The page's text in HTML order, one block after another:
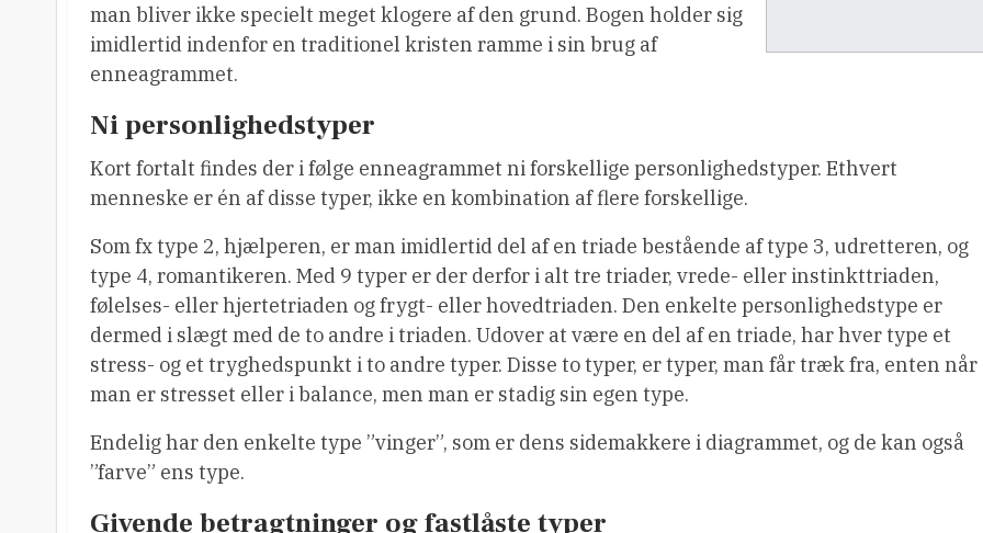
man bliver ikke specielt meget klogere af den grund. Bogen holder sig
imidlertid indenfor en traditionel kristen ramme i sin brug af
enneagrammet.
Ni personlighedstyper
Kort fortalt findes der i følge enneagrammet ni forskellige personlighedstyper. Ethvert
menneske er én af disse typer, ikke en kombination af flere forskellige.
Som fx type 2, hjælperen, er man imidlertid del af en triade bestående af type 3, udretteren, og
type 4, romantikeren. Med 9 typer er der derfor i alt tre triader, vrede- eller instinkttriaden,
følelses- eller hjertetriaden og frygt- eller hovedtriaden. Den enkelte personlighedstype er
dermed i slægt med de to andre i triaden. Udover at være en del af en triade, har hver type et
stress- og et tryghedspunkt i to andre typer. Disse to typer, er typer, man får træk fra, enten når
man er stresset eller i balance, men man er stadig sin egen type.
Endelig har den enkelte type ”vinger”, som er dens sidemakkere i diagrammet, og de kan også
”farve” ens type.
Givende betragtninger og fastlåste typer